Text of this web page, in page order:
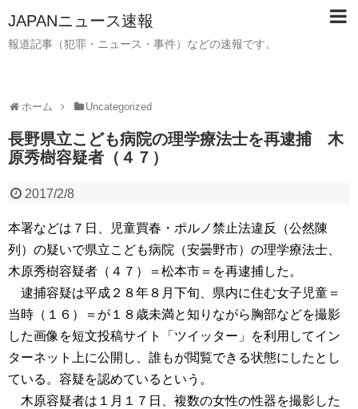
JAPANニュース速報
報道記事（犯罪・ニュース・事件）などの速報です。
ホーム Uncategorized
長野県立こども病院の理学療法士を再逮捕 木
原秀樹容疑者（４７）
2017/2/8
本署などは７日、児童買春・ポルノ禁止法違反（公然陳
列）の疑いで県立こども病院（安曇野市）の理学療法士、
木原秀樹容疑者（４７）＝松本市＝を再逮捕した。
逮捕容疑は平成２８年８月下旬、県内に住む女子児童＝
当時（１６）＝が１８歳未満と知りながら胸部などを撮影
した画像を短文投稿サイト「ツイッター」を利用してイン
ターネット上に公開し、誰もが閲覧できる状態にしたとし
ている。容疑を認めているという。
木原容疑者は１月１７日、複数の女性の性器を撮影した